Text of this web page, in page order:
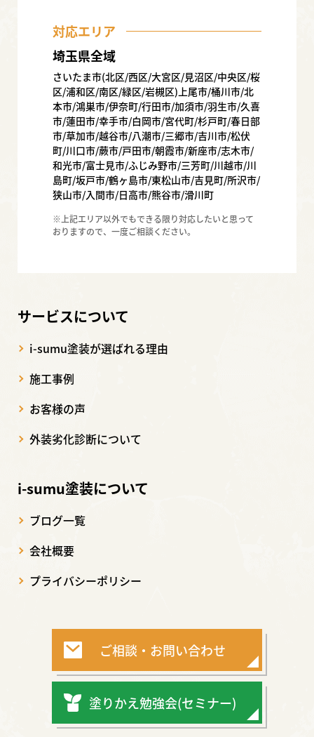
対応エリア
埼玉県全域
さいたま市(北区/西区/大宮区/見沼区/中央区/桜
区/浦和区/南区/緑区/岩槻区)上尾市/桶川市/北
本市/鴻巣市/伊奈町/行田市/加須市/羽生市/久喜
市/蓮田市/幸手市/白岡市/宮代町/杉戸町/春日部
市/草加市/越谷市/八潮市/三郷市/吉川市/松伏
町/川口市/蕨市/戸田市/朝霞市/新座市/志木市/
和光市/富士見市/ふじみ野市/三芳町/川越市/川
島町/坂戸市/鶴ヶ島市/東松山市/吉見町/所沢市/
狭山市/入間市/日高市/熊谷市/滑川町
※上記エリア以外でもできる限り対応したいと思って
おりますので、一度ご相談ください。
サービスについて
i-sumu塗装が選ばれる理由
施工事例
お客様の声
外装劣化診断について
i-sumu塗装について
ブログ一覧
会社概要
プライバシーポリシー
ご相談・お問い合わせ
塗りかえ勉強会(セミナー)